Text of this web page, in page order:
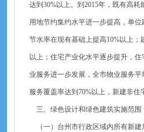
达到30%以上。到2015年，既有高
用地节约集约水平进一步提高，单
节水率在现有基础上提高10%以上
以上；住宅产业化水平逐步提升，
业服务进一步发展，全市物业服务
服务覆盖率达到70%以上，新建非
三、绿色设计和绿色建筑实施范围
（一）台州市行政区域内所有新建